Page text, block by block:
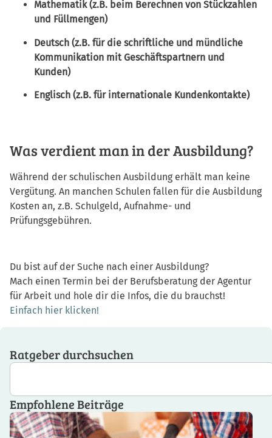
Mathematik (z.B. beim Berechnen von Stückzahlen
und Füllmengen)
Deutsch (z.B. für die schriftliche und mündliche
Kommunikation mit Geschäftspartnern und
Kunden)
Englisch (z.B. für internationale Kundenkontakte)
Was verdient man in der Ausbildung?
Während der schulischen Ausbildung erhält man keine
Vergütung. An manchen Schulen fallen für die Ausbildung
Kosten an, z.B. Schulgeld, Aufnahme- und
Prüfungsgebühren.
Du bist auf der Suche nach einer Ausbildung?
Mach einen Termin bei der Berufsberatung der Agentur
für Arbeit und hole dir die Infos, die du brauchst!
Einfach hier klicken!
Ratgeber durchsuchen
Empfohlene Beiträge